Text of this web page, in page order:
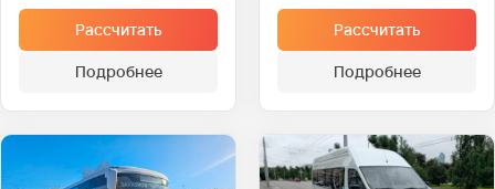
Рассчитать
Подробнее
Рассчитать
Подробнее